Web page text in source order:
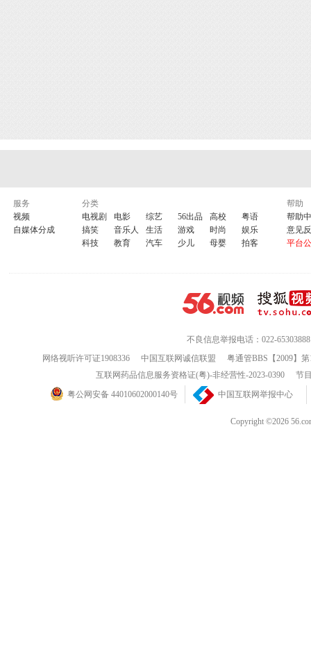
服务
视频
自媒体分成
分类
电视剧
电影 综艺 56出品 高校
粤语
搞笑
音乐人 生活 游戏 时尚
娱乐
科技
教育 汽车 少儿 母婴 拍客
帮助
帮助
意见
平台
不良信息举报电话：022-65303888
网络视听许可证1908336
中国互联网诚信联盟
粤通管BBS【2009】
互联网药品信息服务资格证(粤)-非经营性-2023-0390
节
粤公网安备 44010602000140号
中国互联网举报中心
Copyright ©2026